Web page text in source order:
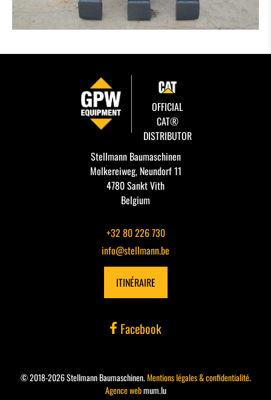
OFFICIAL
CAT®
DISTRIBUTOR
Stellmann Baumaschinen
Molkereiweg, Neundorf 11
4780 Sankt Vith
Belgium
+32 80 226 730
info@stellmann.be
ITINÉRAIRE
Facebook
© 2018-2026 Stellmann Baumaschinen.Mentions légales & confidentialité.
Agence webmum.lu